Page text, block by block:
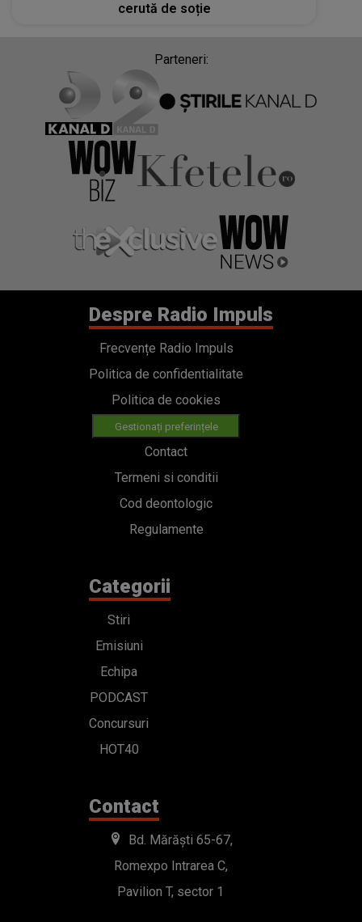
cerută de soție
Parteneri:
Despre Radio Impuls
Frecvențe Radio Impuls
Politica de confidentialitate
Politica de cookies
Gestionați preferințele
Contact
Termeni si conditii
Cod deontologic
Regulamente
Categorii
Stiri
Emisiuni
Echipa
PODCAST
Concursuri
HOT40
Contact
Bd. Mărăști 65-67,
Romexpo Intrarea C,
Pavilion T, sector 1